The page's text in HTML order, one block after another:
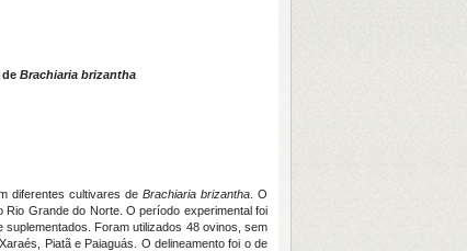
Brachiaria brizantha
diferentes cultivares de Brachiaria brizantha. O
Grande do Norte. O período experimental foi
Foram utilizados 48 ovinos, sem
Piatã e Paiaguás. O delineamento foi o de